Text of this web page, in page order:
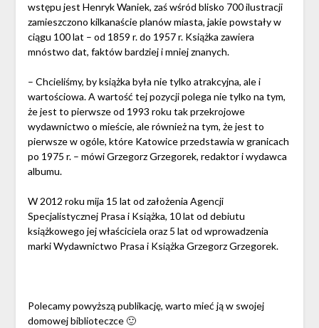
wstępu jest Henryk Waniek, zaś wśród blisko 700 ilustracji
zamieszczono kilkanaście planów miasta, jakie powstały w
ciągu 100 lat – od 1859 r. do 1957 r. Książka zawiera
mnóstwo dat, faktów bardziej i mniej znanych.
– Chcieliśmy, by książka była nie tylko atrakcyjna, ale i
wartościowa. A wartość tej pozycji polega nie tylko na tym,
że jest to pierwsze od 1993 roku tak przekrojowe
wydawnictwo o mieście, ale również na tym, że jest to
pierwsze w ogóle, które Katowice przedstawia w granicach
po 1975 r. – mówi Grzegorz Grzegorek, redaktor i wydawca
albumu.
W 2012 roku mija 15 lat od założenia Agencji
Specjalistycznej Prasa i Książka, 10 lat od debiutu
książkowego jej właściciela oraz 5 lat od wprowadzenia
marki Wydawnictwo Prasa i Książka Grzegorz Grzegorek.
Polecamy powyższą publikację, warto mieć ją w swojej
domowej biblioteczce 🙂